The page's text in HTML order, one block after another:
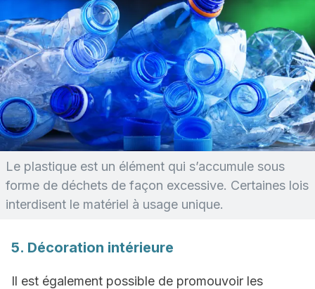
Le plastique est un élément qui s’accumule sous
forme de déchets de façon excessive. Certaines lois
interdisent le matériel à usage unique.
5. Décoration intérieure
Il est également possible de promouvoir les